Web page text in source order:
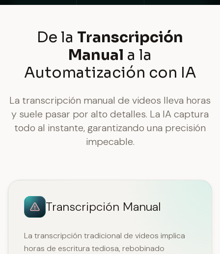
De la Transcripción
Manual a la
Automatización con IA
La transcripción manual de videos lleva horas
y suele pasar por alto detalles. La IA captura
todo al instante, garantizando una precisión
impecable.
Transcripción Manual
La transcripción tradicional de videos implica
horas de escritura tediosa, rebobinado